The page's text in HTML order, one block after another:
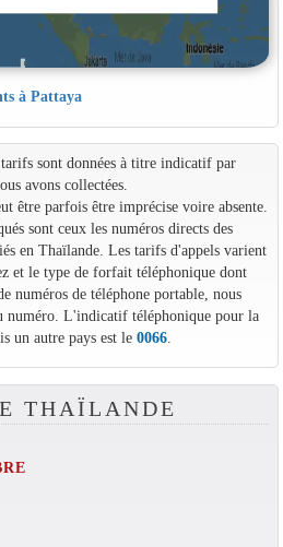
à Pattaya
sont données à titre indicatif par
avons collectées.
être parfois être imprécise voire absente.
sont ceux les numéros directs des
en Thaïlande. Les tarifs d'appels varient
et le type de forfait téléphonique dont
numéros de téléphone portable, nous
numéro. L'indicatif téléphonique pour la
un autre pays est le 0066.
THAÏLANDE